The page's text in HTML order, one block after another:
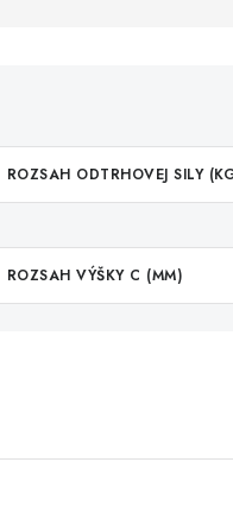
ROZSAH ODTRHOVEJ SILY
ROZSAH VÝŠKY C (MM)